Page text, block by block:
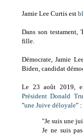
Jamie Lee Curtis est
Dans son testament,
fille.
Démocrate, Jamie
Biden, candidat
Le 23 août 2019,
Président Donald
"une Juive déloyale" :
"Je suis une
Je ne suis